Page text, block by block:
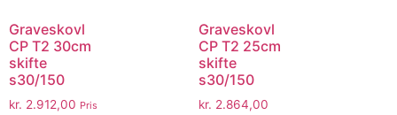
Graveskovl
CP T2 30cm
skifte
s30/150
kr. 2.912,00 Pris
Graveskovl
CP T2 25cm
skifte
s30/150
kr. 2.864,00